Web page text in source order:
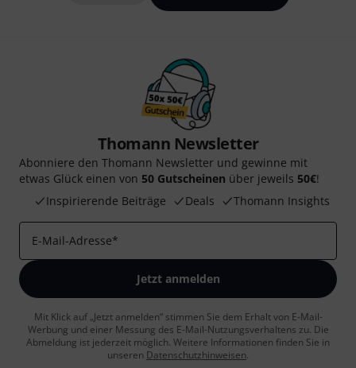
Thomann Newsletter
Abonniere den Thomann Newsletter und gewinne mit
etwas Glück einen von 50 Gutscheinen über jeweils 50€!
Inspirierende Beiträge
Deals Thomann Insights
E-Mail-Adresse*
Jetzt anmelden
Mit Klick auf „Jetzt anmelden“ stimmen Sie dem Erhalt von E-Mail-
Werbung und einer Messung des E-Mail-Nutzungsverhaltens zu. Die
Abmeldung ist jederzeit möglich. Weitere Informationen finden Sie in
unseren Datenschutzhinweisen.